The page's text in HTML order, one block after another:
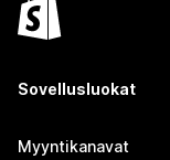
Sovellusluokat
Myyntikanavat